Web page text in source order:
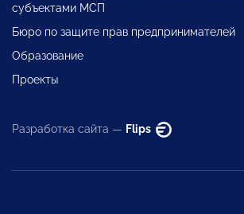
субъектами МСП
Бюро по защите прав предпринимателей
Образование
Проекты
Разработка сайта — Flips